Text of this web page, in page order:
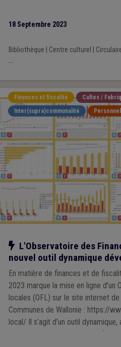
18 Septembre 2023
Bibliothèque Centre culturel
...
Finances et fiscalité Cultes /
Inter(supra)communalité
Notre action
L'Observatoire des
nouvel outil dynamique
En matière de finances et de
2023 marque la mise en ligne d’un
locales (OFL) sur le site internet de
Communes de Wallonie : https://
local/ Il s’agit d’un outil dynamique, alimenté en continu, à